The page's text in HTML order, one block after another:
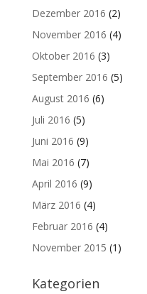
Dezember 2016 (2)
November 2016 (4)
Oktober 2016 (3)
September 2016 (5)
August 2016 (6)
Juli 2016 (5)
Juni 2016 (9)
Mai 2016 (7)
April 2016 (9)
März 2016 (4)
Februar 2016 (4)
November 2015 (1)
Kategorien